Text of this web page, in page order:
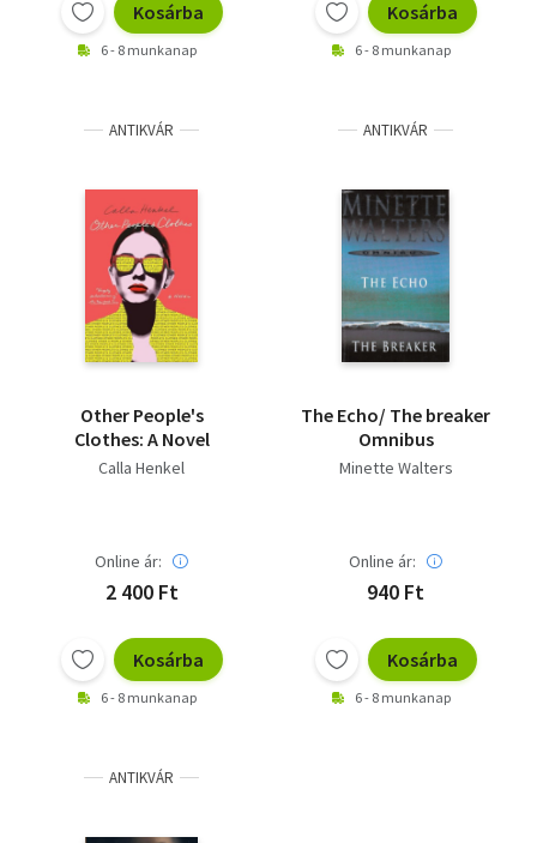
Kosárba
6 - 8 munkanap
Kosárba
6 - 8 munkanap
ANTIKVÁR
Other People's
Clothes: A Novel
Calla Henkel
Online ár:
2 400 Ft
Kosárba
6 - 8 munkanap
ANTIKVÁR
The Echo/ The breaker
Omnibus
Minette Walters
Online ár:
940 Ft
Kosárba
6 - 8 munkanap
ANTIKVÁR